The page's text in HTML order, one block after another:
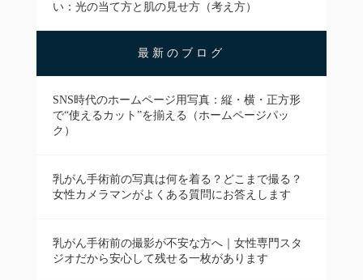
い：光の当て方と肌の見せ方（考え方）
最新のブログ
SNS時代のホームページ用写真：縦・横・正方形
で“使えるカット”を揃える（ホームページパッ
ク）
乳がん手術前の写真は何を着る？どこまで撮る？
女性カメラマンがよくある質問にお答えします
乳がん手術前の撮影が不安な方へ｜女性専門スタ
ジオだから安心して残せる一枚があります